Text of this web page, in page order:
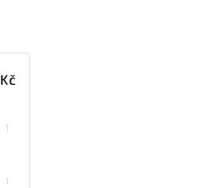
Kč
1
1